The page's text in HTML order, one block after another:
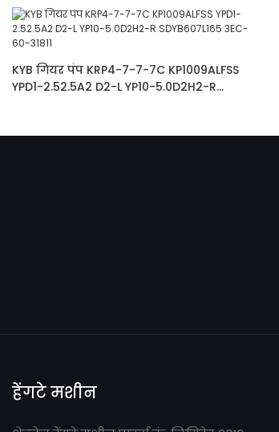
KYB गियर पंप KRP4-7-7-7C KP1009ALFSS
YPD1-2.52.5A2 D2-L YP10-5.0D2H2-R
हेंगटे मशीन